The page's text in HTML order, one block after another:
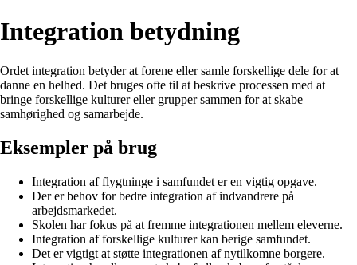
Integration betydning
Ordet integration betyder at forene eller samle forskellige dele for at
danne en helhed. Det bruges ofte til at beskrive processen med at
bringe forskellige kulturer eller grupper sammen for at skabe
samhørighed og samarbejde.
Eksempler på brug
Integration af flygtninge i samfundet er en vigtig opgave.
Der er behov for bedre integration af indvandrere på
arbejdsmarkedet.
Skolen har fokus på at fremme integrationen mellem eleverne.
Integration af forskellige kulturer kan berige samfundet.
Det er vigtigt at støtte integrationen af nytilkomne borgere.